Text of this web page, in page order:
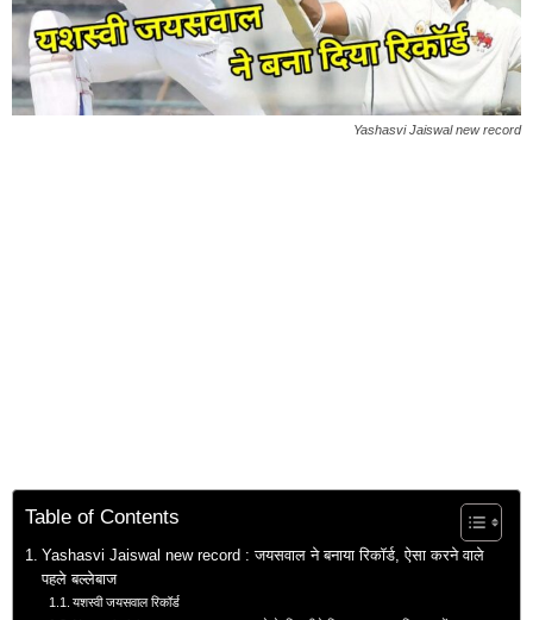
Yashasvi Jaiswal new record
Table of Contents
Yashasvi Jaiswal new record : जयसवाल ने बनाया रिकॉर्ड, ऐसा करने वाले
पहले बल्लेबाज
यशस्वी जयसवाल रिकॉर्ड